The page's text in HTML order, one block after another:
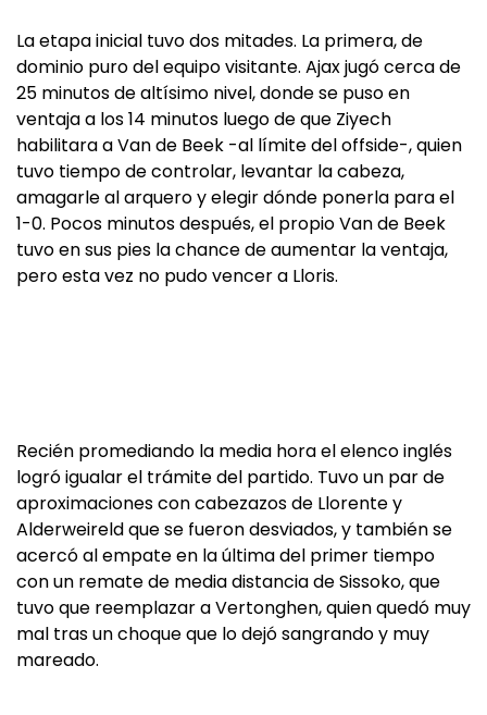
La etapa inicial tuvo dos mitades. La primera, de
dominio puro del equipo visitante. Ajax jugó cerca de
25 minutos de altísimo nivel, donde se puso en
ventaja a los 14 minutos luego de que Ziyech
habilitara a Van de Beek -al límite del offside-, quien
tuvo tiempo de controlar, levantar la cabeza,
amagarle al arquero y elegir dónde ponerla para el
1-0. Pocos minutos después, el propio Van de Beek
tuvo en sus pies la chance de aumentar la ventaja,
pero esta vez no pudo vencer a Lloris.
Recién promediando la media hora el elenco inglés
logró igualar el trámite del partido. Tuvo un par de
aproximaciones con cabezazos de Llorente y
Alderweireld que se fueron desviados, y también se
acercó al empate en la última del primer tiempo
con un remate de media distancia de Sissoko, que
tuvo que reemplazar a Vertonghen, quien quedó muy
mal tras un choque que lo dejó sangrando y muy
mareado.